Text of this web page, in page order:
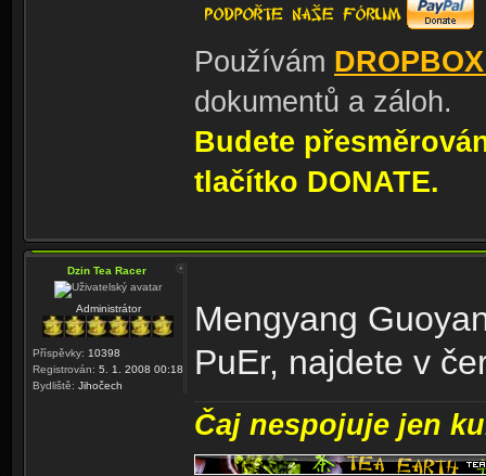
Používám
dokumentů a záloh.
Budete
tlačítko DONATE.
Dzin Tea Racer
Administrátor
Příspěvky: 10398
Registrován: 5. 1. 2008 00:18
Bydliště: Jihočech
Mengyang
PuEr, najdete v
Čaj nespojuje jen